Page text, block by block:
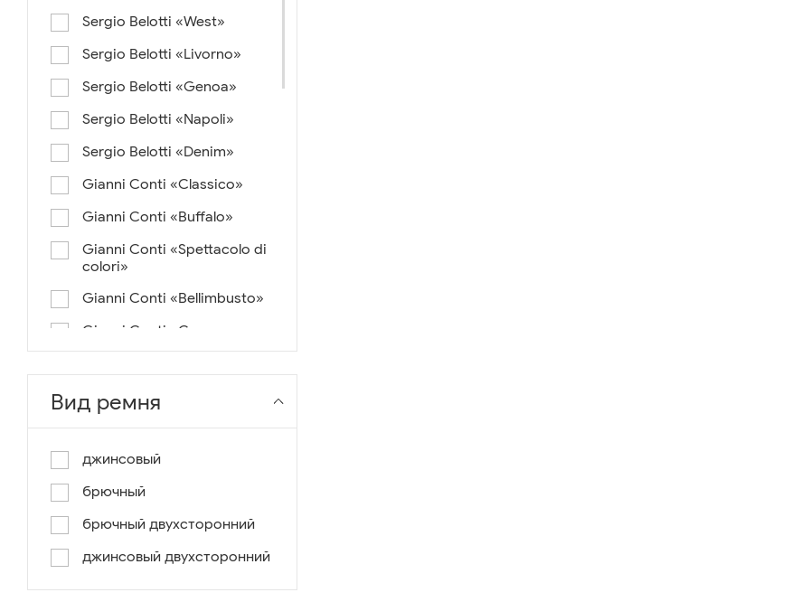
Sergio Belotti «West»
Sergio Belotti «Livorno»
Sergio Belotti «Genoa»
Sergio Belotti «Napoli»
Sergio Belotti «Denim»
Gianni Conti «Classico»
Gianni Conti «Buffalo»
Gianni Conti «Spettacolo di
colori»
Gianni Conti «Bellimbusto»
Gianni Conti «Corazza»
Gianni Conti «Lusso e un
pochino di colore»
Вид ремня
джинсовый
брючный
брючный двухсторонний
джинсовый двухсторонний